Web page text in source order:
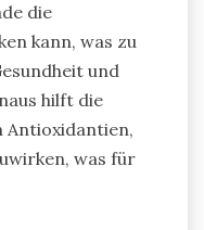
die
kann, was zu
und
hilft die
Antioxidantien,
was für